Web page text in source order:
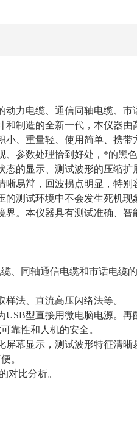
力电缆、通信同轴电缆、
制造的全新一代，本仪器
、重量轻、使用简单、携带
参数处理恰到好处，*的黑
的显示、测试波形的压缩
易辩，回波拐点明显，特
测试环境中不会发生死机
。本仪器具有测试准确、智
、同轴通信电缆和市话电缆
法、直流高压闪络法等。
型直接用微电脑电源。
靠性和人机的安全。
幕显示，测试波形特征清晰
。
对比分析。